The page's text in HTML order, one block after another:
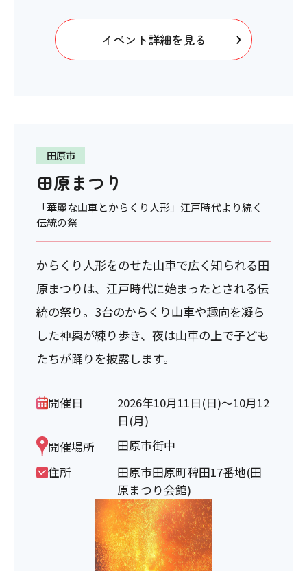
イベント詳細を見る
田原市
田原まつり
「華麗な山車とからくり人形」江戸時代より続く
伝統の祭
からくり人形をのせた山車で広く知られる田
原まつりは、江戸時代に始まったとされる伝
統の祭り。3台のからくり山車や趣向を凝ら
した神輿が練り歩き、夜は山車の上で子ども
たちが踊りを披露します。
開催日
2026年10月11日(日)～10月12
日(月)
開催場所
田原市街中
住所
田原市田原町稗田17番地(田
原まつり会館)